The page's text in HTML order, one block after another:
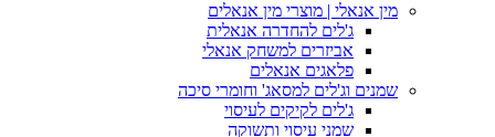
מין אנאלי | מוצרי מין אנאלים
ג'לים להחדרה אנאלית
אביזרים למשחק אנאלי
פלאגים אנאלים
שמנים וג'לים למסאג' וחומרי סיכה
ג'לים לקיקים לעיסוי
שמני עיסוי ותשוקה